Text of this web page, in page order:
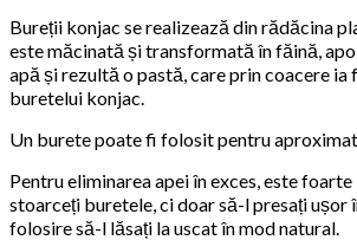
Bureții konjac se realizează din rădăcina
este măcinată și transformată în făină,
apă și rezultă o pastă, care prin coacere ia
buretelui konjac.
Un burete poate fi folosit pentru
Pentru eliminarea apei în exces, este
stoarceți buretele, ci doar să-l presați ușor
folosire să-l lăsați la uscat în mod natural.